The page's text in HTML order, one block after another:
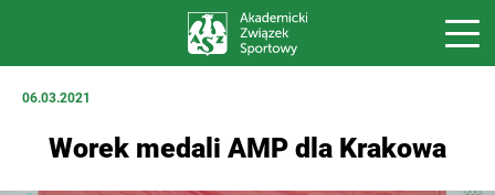
06.03.2021
Worek medali AMP dla Krakowa